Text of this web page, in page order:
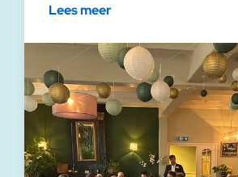
Lees meer